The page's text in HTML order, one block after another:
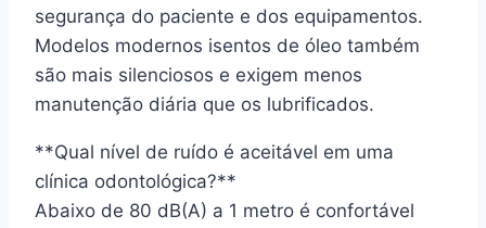
segurança do paciente e dos equipamentos.
Modelos modernos isentos de óleo também
são mais silenciosos e exigem menos
manutenção diária que os lubrificados.
**Qual nível de ruído é aceitável em uma
clínica odontológica?**
Abaixo de 80 dB(A) a 1 metro é confortável